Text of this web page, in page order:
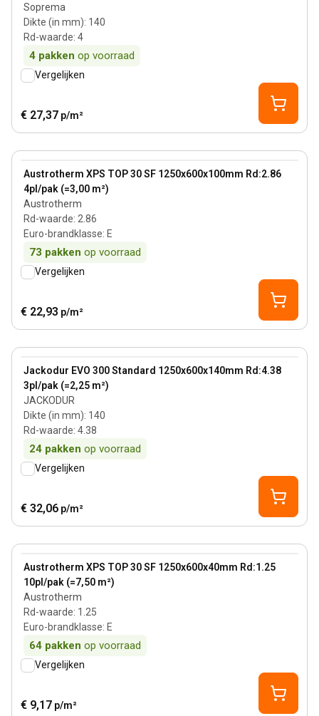
Soprema
Dikte (in mm): 140
Rd-waarde: 4
4 pakken op voorraad
Vergelijken
€ 27,37 p/m²
Austrotherm XPS TOP 30 SF 1250x600x100mm Rd:2.86
4pl/pak (=3,00 m²)
Austrotherm
Rd-waarde: 2.86
Euro-brandklasse: E
73 pakken op voorraad
View product
Vergelijken
€ 22,93 p/m²
Jackodur EVO 300 Standard 1250x600x140mm Rd:4.38
3pl/pak (=2,25 m²)
JACKODUR
Dikte (in mm): 140
Rd-waarde: 4.38
24 pakken op voorraad
View product
Vergelijken
€ 32,06 p/m²
Austrotherm XPS TOP 30 SF 1250x600x40mm Rd:1.25
10pl/pak (=7,50 m²)
Austrotherm
Rd-waarde: 1.25
Euro-brandklasse: E
64 pakken op voorraad
View product
Vergelijken
€ 9,17 p/m²